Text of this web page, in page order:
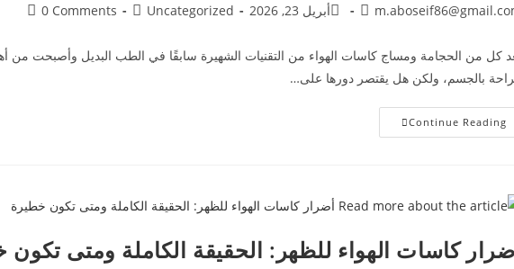
أبريل 23, 2026 Uncategorized
0 Comments
كل من الحجامة ومساج كاسات الهواء من التقنيات الشهيرة سابقًا في الطب البديل وأصبحت من أهم
بالجسم، ولكن هل يقتصر دورها على…
Continue Reading
كاسات الهواء للظهر: الحقيقة الكاملة ومتى